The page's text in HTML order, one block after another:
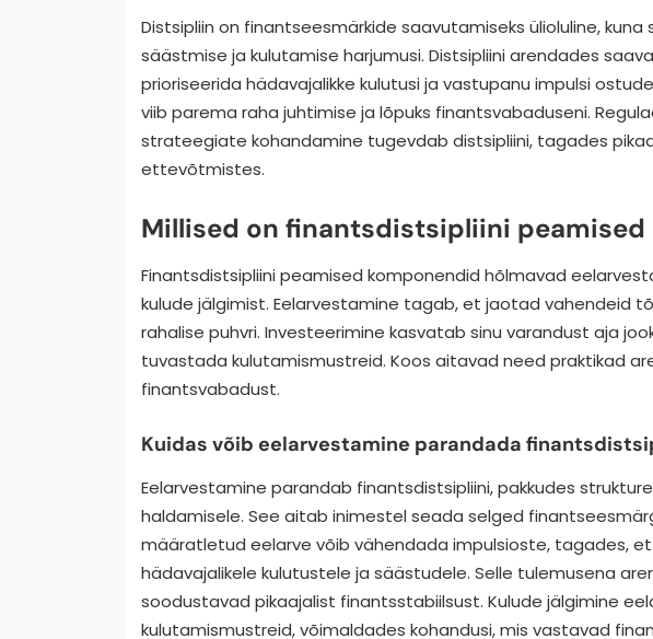
Distsipliin on finantseesmärkide saavutamiseks ülioluline,
säästmise ja kulutamise harjumusi. Distsipliini arendades
prioriseerida hädavajalikke kulutusi ja vastupanu impulsi
viib parema raha juhtimise ja lõpuks finantsvabaduseni.
strateegiate kohandamine tugevdab distsipliini, tagades
ettevõtmistes.
Millised on finantsdistsipliini
Finantsdistsipliini peamised komponendid hõlmavad
kulude jälgimist. Eelarvestamine tagab, et jaotad vahendeid
rahalise puhvri. Investeerimine kasvatab sinu varandust aja
tuvastada kulutamismustreid. Koos aitavad need praktikad
finantsvabadust.
Kuidas võib eelarvestamine parandada
Eelarvestamine parandab finantsdistsipliini, pakkudes
haldamisele. See aitab inimestel seada selged
määratletud eelarve võib vähendada impulsioste, tagades,
hädavajalikele kulutustele ja säästudele. Selle tulemusena
soodustavad pikaajalist finantsstabiilsust. Kulude jälgimine
kulutamismustreid, võimaldades kohandusi, mis vastavad